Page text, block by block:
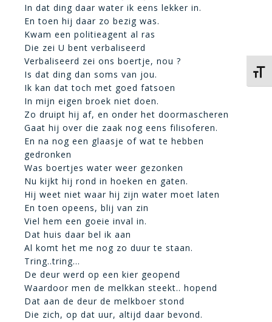
In dat ding daar water ik eens lekker in.
En toen hij daar zo bezig was.
Kwam een politieagent al ras
Die zei U bent verbaliseerd
Verbaliseerd zei ons boertje, nou ?
Is dat ding dan soms van jou.
Ik kan dat toch met goed fatsoen
In mijn eigen broek niet doen.
Zo druipt hij af, en onder het doormascheren
Gaat hij over die zaak nog eens filisoferen.
En na nog een glaasje of wat te hebben
gedronken
Was boertjes water weer gezonken
Nu kijkt hij rond in hoeken en gaten.
Hij weet niet waar hij zijn water moet laten
En toen opeens, blij van zin
Viel hem een goeie inval in.
Dat huis daar bel ik aan
Al komt het me nog zo duur te staan.
Tring..tring…
De deur werd op een kier geopend
Waardoor men de melkkan steekt.. hopend
Dat aan de deur de melkboer stond
Die zich, op dat uur, altijd daar bevond.